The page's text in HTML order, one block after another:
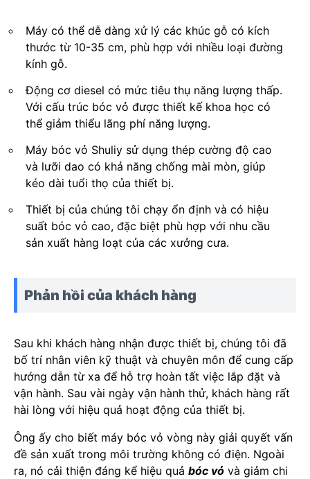
Máy có thể dễ dàng xử lý các khúc gỗ có kích
thước từ 10-35 cm, phù hợp với nhiều loại đường
kính gỗ.
Động cơ diesel có mức tiêu thụ năng lượng thấp.
Với cấu trúc bóc vỏ được thiết kế khoa học có
thể giảm thiểu lãng phí năng lượng.
Máy bóc vỏ Shuliy sử dụng thép cường độ cao
và lưỡi dao có khả năng chống mài mòn, giúp
kéo dài tuổi thọ của thiết bị.
Thiết bị của chúng tôi chạy ổn định và có hiệu
suất bóc vỏ cao, đặc biệt phù hợp với nhu cầu
sản xuất hàng loạt của các xưởng cưa.
Phản hồi của khách hàng
Sau khi khách hàng nhận được thiết bị, chúng tôi đã
bố trí nhân viên kỹ thuật và chuyên môn để cung cấp
hướng dẫn từ xa để hỗ trợ hoàn tất việc lắp đặt và
vận hành. Sau vài ngày vận hành thử, khách hàng rất
hài lòng với hiệu quả hoạt động của thiết bị.
Ông ấy cho biết máy bóc vỏ vòng này giải quyết vấn
đề sản xuất trong môi trường không có điện. Ngoài
ra, nó cải thiện đáng kể hiệu quả bóc vỏ và giảm chi